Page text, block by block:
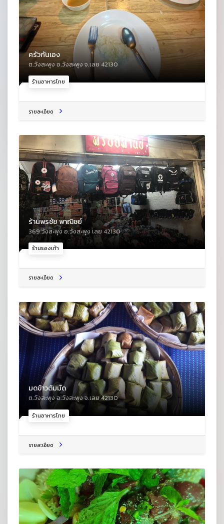
ร้านอาหารไทย
ครัวกันเอง
ต.วังสะพุง อ.วังสะพุง จ.เลย 42130
รายละเอียด
ร้านรองเท้า
ร้านพรชัย พาณิชย์
369 วังสะพุง อ.วังสะพุง เลย 42130
รายละเอียด
ร้านอาหารไทย
มดข้าวต้มมัด
ต.วังสะพุง อ.วังสะพุง จ.เลย 42130
รายละเอียด